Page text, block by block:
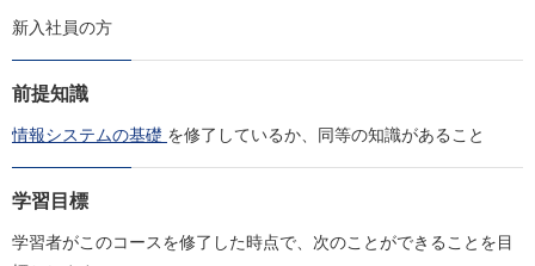
新入社員の方
前提知識
情報システムの基礎 を修了しているか、同等の知識があること
学習目標
学習者がこのコースを修了した時点で、次のことができることを目